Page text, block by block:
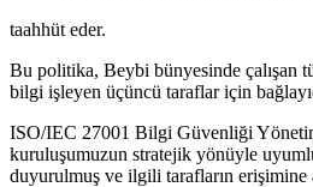
taahhüt eder.
Bu politika, Beybi bünyesinde çalışan
bilgi işleyen üçüncü taraflar için
ISO/IEC 27001 Bilgi Güvenliği
kuruluşumuzun stratejik yönüyle
duyurulmuş ve ilgili tarafların erişimine